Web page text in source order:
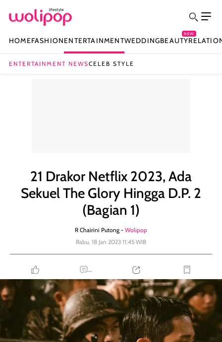
HOMEFASHIONENTERTAINMENTWEDDINGBEAUTY
NEW
ENTERTAINMENT NEWSCELEB STYLE
21 Drakor Netflix 2023, Ada
Sekuel The Glory Hingga D.P. 2
(Bagian 1)
R Chairini Putong - Wolipop
Rabu, 18 Jan 2023 11:45 WIB
...